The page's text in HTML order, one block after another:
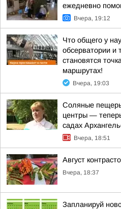
ежедневно
Вчера, 19:12
Что общего у
обсерватории и
становятся
маршрутах!
Вчера, 19:03
Соляные
центры —
садах
Вчера, 18:51
Август
Вчера, 18:37
Запланируй